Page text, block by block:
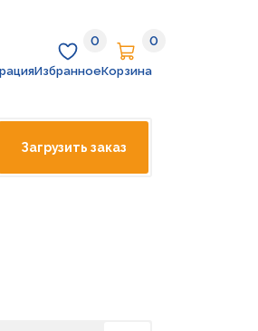
Избранное
0
Избранное
Корзина
0
Корзина
Загрузить заказ